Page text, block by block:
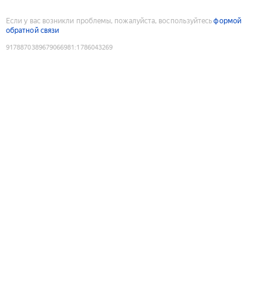
Если у вас возникли проблемы, пожалуйста, воспользуйтесьформой
обратной связи
9178870389679066981 :1786043269